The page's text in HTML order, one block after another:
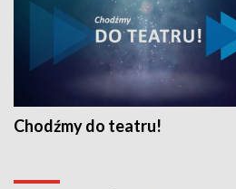
Chodźmy do teatru!